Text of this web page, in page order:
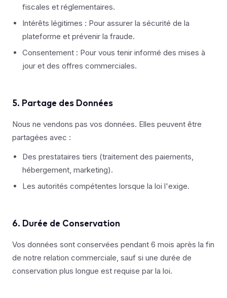
fiscales et réglementaires.
Intérêts légitimes : Pour assurer la sécurité de la
plateforme et prévenir la fraude.
Consentement : Pour vous tenir informé des mises à
jour et des offres commerciales.
5. Partage des Données
Nous ne vendons pas vos données. Elles peuvent être
partagées avec :
Des prestataires tiers (traitement des paiements,
hébergement, marketing).
Les autorités compétentes lorsque la loi l'exige.
6. Durée de Conservation
Vos données sont conservées pendant 6 mois après la fin
de notre relation commerciale, sauf si une durée de
conservation plus longue est requise par la loi.